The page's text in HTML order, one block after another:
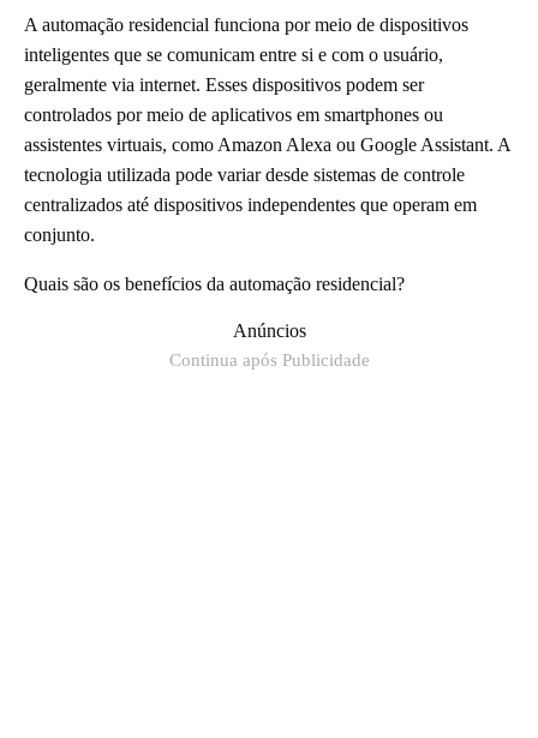
A automação residencial funciona por meio de dispositivos
inteligentes que se comunicam entre si e com o usuário,
geralmente via internet. Esses dispositivos podem ser
controlados por meio de aplicativos em smartphones ou
assistentes virtuais, como Amazon Alexa ou Google Assistant. A
tecnologia utilizada pode variar desde sistemas de controle
centralizados até dispositivos independentes que operam em
conjunto.
Quais são os benefícios da automação residencial?
Anúncios
Continua após Publicidade